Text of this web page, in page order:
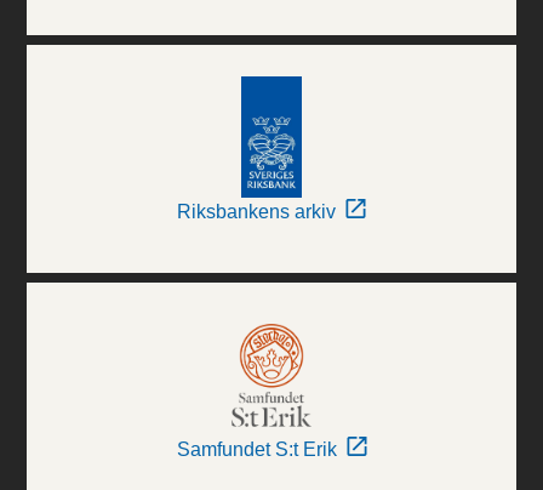
Riksbankens arkiv
Samfundet S:t Erik